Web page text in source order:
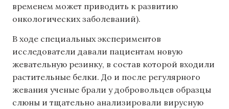
временем может приводить к развитию
онкологических заболеваний).
В ходе специальных экспериментов
исследователи давали пациентам новую
жевательную резинку, в состав которой входили
растительные белки. До и после регулярного
жевания ученые брали у добровольцев образцы
слюны и тщательно анализировали вирусную